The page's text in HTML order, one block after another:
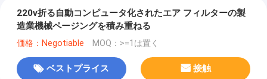
220v折る自動コンピュータ化されたエア フィルターの製
造業機械ページングを積み重ねる
価格：Negotiable MOQ：>=1は置く
ベストプライス 接触